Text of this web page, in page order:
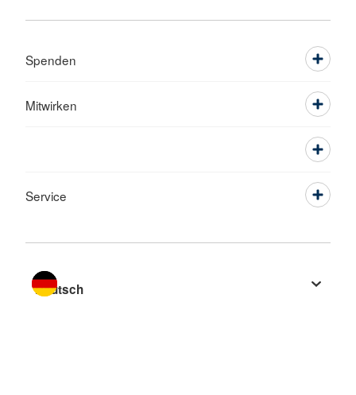
Spenden
Mitwirken
Service
Sprache wechseln zu